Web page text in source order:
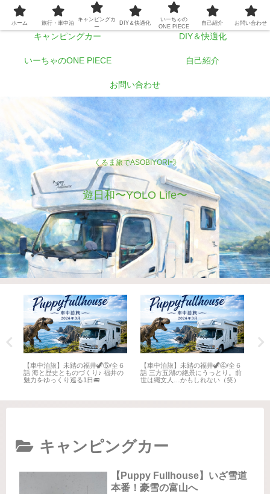
くるま旅でASOBIYORI💨
遊日和〜YOLO Life〜
ホーム 旅行・車中泊
キャンピングカー DIY＆快適化
いーちゃのONE PIECE 自己紹介
お問い合わせ
【車中泊旅】未踏の福井🦖⑤/全６
話 海と歴史とものづくり♪ 福井の
魅力をゆっくり巡る1日🚐
【車中泊旅】未踏の福井🦖④/全６
話 三方五湖の絶景にうっとり。前
世は縄文人…かもしれない（笑）
キャンピングカー
【Puppy Fullhouse】いざ雪道
本番！豪雪の富山へ
ホーム 旅行・車中泊
キャンピングカ
ー
DIY＆快適化
いーちゃの
ONE PIECE
自己紹介 お問い合わせ